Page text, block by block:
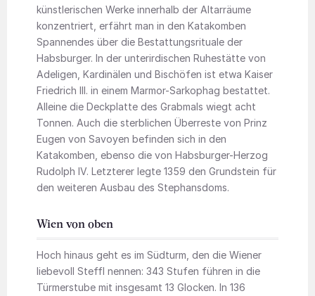
künstlerischen Werke innerhalb der Altarräume
konzentriert, erfährt man in den Katakomben
Spannendes über die Bestattungsrituale der
Habsburger. In der unterirdischen Ruhestätte von
Adeligen, Kardinälen und Bischöfen ist etwa Kaiser
Friedrich III. in einem Marmor-Sarkophag bestattet.
Alleine die Deckplatte des Grabmals wiegt acht
Tonnen. Auch die sterblichen Überreste von Prinz
Eugen von Savoyen befinden sich in den
Katakomben, ebenso die von Habsburger-Herzog
Rudolph IV. Letzterer legte 1359 den Grundstein für
den weiteren Ausbau des Stephansdoms.
Wien von oben
Hoch hinaus geht es im Südturm, den die Wiener
liebevoll Steffl nennen: 343 Stufen führen in die
Türmerstube mit insgesamt 13 Glocken. In 136